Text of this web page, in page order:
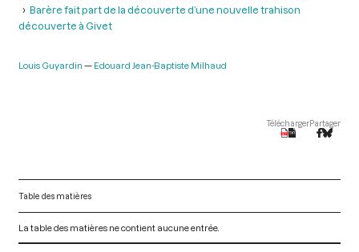
Barère fait part de la découverte d’une nouvelle trahison
découverte à Givet
Louis Guyardin Edouard Jean-Baptiste Milhaud
TéléchargerPartager
Table des matières
La table des matières ne contient aucune entrée.